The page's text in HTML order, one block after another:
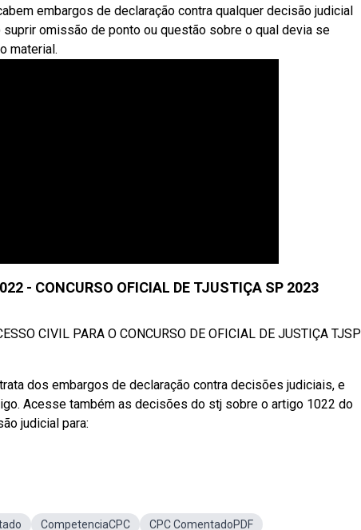
embargos de declaração contra qualquer decisão judicial
omissão de ponto ou questão sobre o qual devia se
material.
- CONCURSO OFICIAL DE TJUSTIÇA SP 2023
CIVIL PARA O CONCURSO DE OFICIAL DE JUSTIÇA TJSP
dos embargos de declaração contra decisões judiciais, e
Acesse também as decisões do stj sobre o artigo 1022 do
judicial para:
CompetenciaCPC
CPC ComentadoPDF